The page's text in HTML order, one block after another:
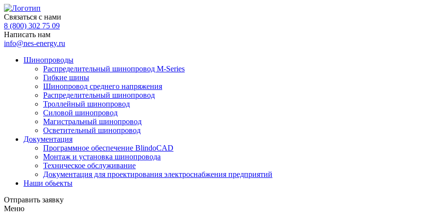
Связаться с нами
8 (800) 302 75 09
Написать нам
info@nes-energy.ru
Шинопроводы
Распределительный шинопровод M-Series
Гибкие шины
Шинопровод среднего напряжения
Распределительный шинопровод
Троллейный шинопровод
Силовой шинопровод
Магистральный шинопровод
Осветительный шинопровод
Документация
Программное обеспечение BlindoCAD
Монтаж и установка шинопровода
Техническое обслуживание
Документация для проектирования электроснабжения предприятий
Наши обьекты
Отправить заявку
Меню